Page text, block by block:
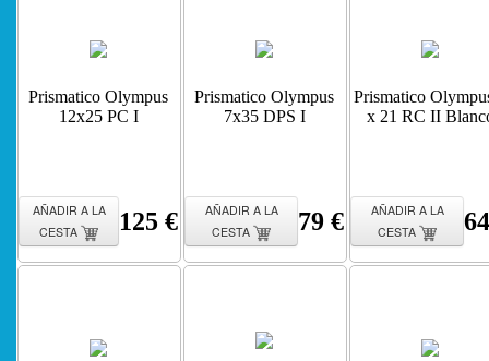
Prismatico Olympus
12x25 PC I
AÑADIR A LA
CESTA
125 €
Prismatico Olympus
7x35 DPS I
AÑADIR A LA
CESTA
79 €
Prismatico
x 21 RC II
AÑADIR A LA
CESTA